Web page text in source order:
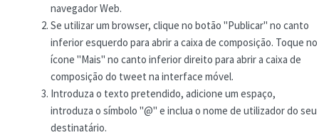
navegador Web.
Se utilizar um browser, clique no botão "Publicar" no canto
inferior esquerdo para abrir a caixa de composição. Toque no
ícone "Mais" no canto inferior direito para abrir a caixa de
composição do tweet na interface móvel.
Introduza o texto pretendido, adicione um espaço,
introduza o símbolo "@" e inclua o nome de utilizador do seu
destinatário.